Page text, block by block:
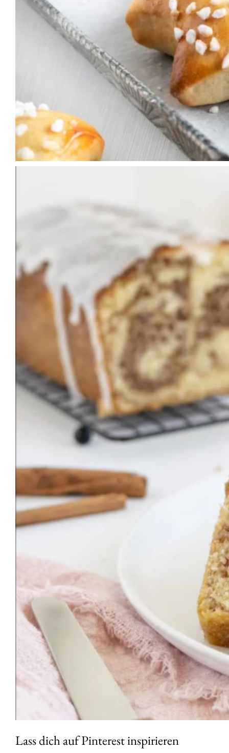
Lass dich auf Pinterest inspirieren